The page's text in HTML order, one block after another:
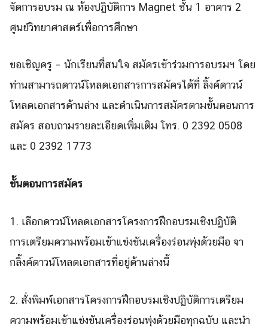
จัดการอบรม ณ ห้องปฏิบัติการ Magnet ชั้น 1 อาคาร 2
ศูนย์วิทยาศาสตร์เพื่อการศึกษา
ขอเชิญครู – นักเรียนที่สนใจ สมัครเข้าร่วมการอบรมฯ โดย
ท่านสามารถดาวน์โหลดเอกสารการสมัครได้ที่ ลิ้งค์ดาวน์
โหลดเอกสารด้านล่าง และดำเนินการสมัครตามขั้นตอนการ
สมัคร สอบถามรายละเอียดเพิ่มเติม โทร. 0 2392 0508
และ 0 2392 1773
ขั้นตอนการสมัคร
1. เลือกดาวน์โหลดเอกสารโครงการฝึกอบรมเชิงปฏิบัติ
การเตรียมความพร้อมเข้าแข่งขันเครื่องร่อนพุ่งด้วยมือ จา
กลิ้งค์ดาวน์โหลดเอกสารที่อยู่ด้านล่างนี้
2. สั่งพิมพ์เอกสารโครงการฝึกอบรมเชิงปฏิบัติการเตรียม
ความพร้อมเข้าแข่งขันเครื่องร่อนพุ่งด้วยมือทุกฉบับ และนำ